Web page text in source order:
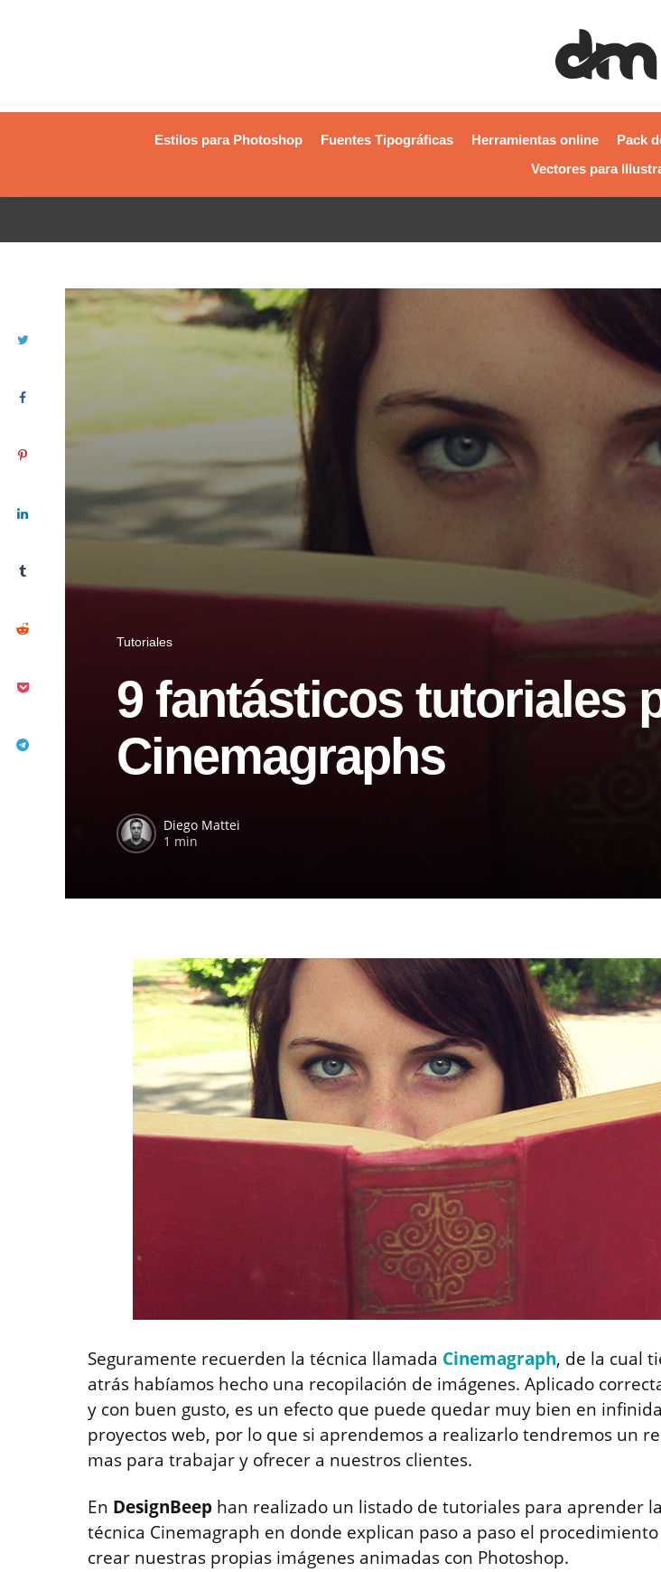
Estilos para Photoshop Fuentes Tipográficas Herramientas online Pack
Vectores para
Tutoriales
9 fantásticos tutoriales
Cinemagraphs
Diego Mattei
1 min
Seguramente recuerden la técnica llamada Cinemagraph, de la cual
atrás habíamos hecho una recopilación de imágenes. Aplicado
y con buen gusto, es un efecto que puede quedar muy bien en
proyectos web, por lo que si aprendemos a realizarlo tendremos un
mas para trabajar y ofrecer a nuestros clientes.
En DesignBeep han realizado un listado de tutoriales para aprender la
técnica Cinemagraph en donde explican paso a paso el
crear nuestras propias imágenes animadas con Photoshop.